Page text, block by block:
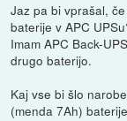
Jaz pa bi vprašal,
baterije v APC
Imam APC Back-
drugo baterijo.
Kaj vse bi šlo
(menda 7Ah)